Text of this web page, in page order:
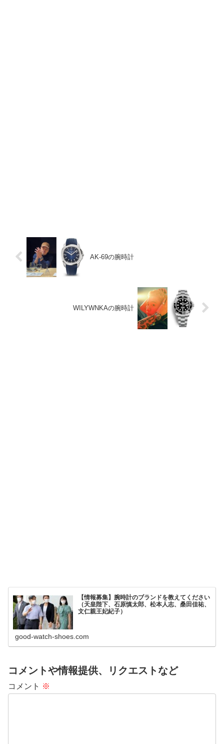
AK-69の腕時計
WILYWNKAの腕時計
【情報募集】腕時計のブランドを教えてください
（天皇陛下、石原慎太郎、松本人志、桑田佳祐、
文仁親王妃紀子）
good-watch-shoes.com
コメントや情報提供、リクエストなど
コメント ※